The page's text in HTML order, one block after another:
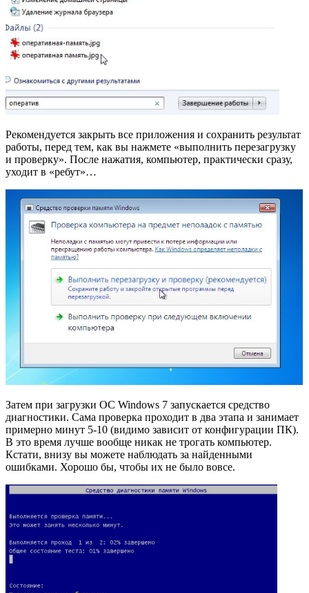
Рекомендуется закрыть все приложения и сохранить результат
работы, перед тем, как вы нажмете «выполнить перезагрузку
и проверку». После нажатия, компьютер, практически сразу,
уходит в «ребут»…
Затем при загрузки ОС Windows 7 запускается средство
диагностики. Сама проверка проходит в два этапа и занимает
примерно минут 5-10 (видимо зависит от конфигурации ПК).
В это время лучше вообще никак не трогать компьютер.
Кстати, внизу вы можете наблюдать за найденными
ошибками. Хорошо бы, чтобы их не было вовсе.